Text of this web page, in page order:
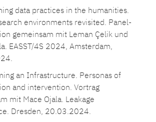
data practices in the humanities.
environments revisited. Panel-
gemeinsam mit Leman Çelik und
EASST/4S 2024, Amsterdam,
an Infrastructure. Personas of
and intervention. Vortrag
mit Mace Ojala. Leakage
Dresden, 20.03.2024.